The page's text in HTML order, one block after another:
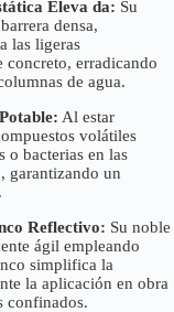
Eleva da: Su
densa,
las ligeras
concreto, erradicando
de agua.
Al estar
volátiles
o bacterias en las
garantizando un
Reflectivo: Su noble
ágil empleando
simplifica la
la aplicación en obra
confinados.